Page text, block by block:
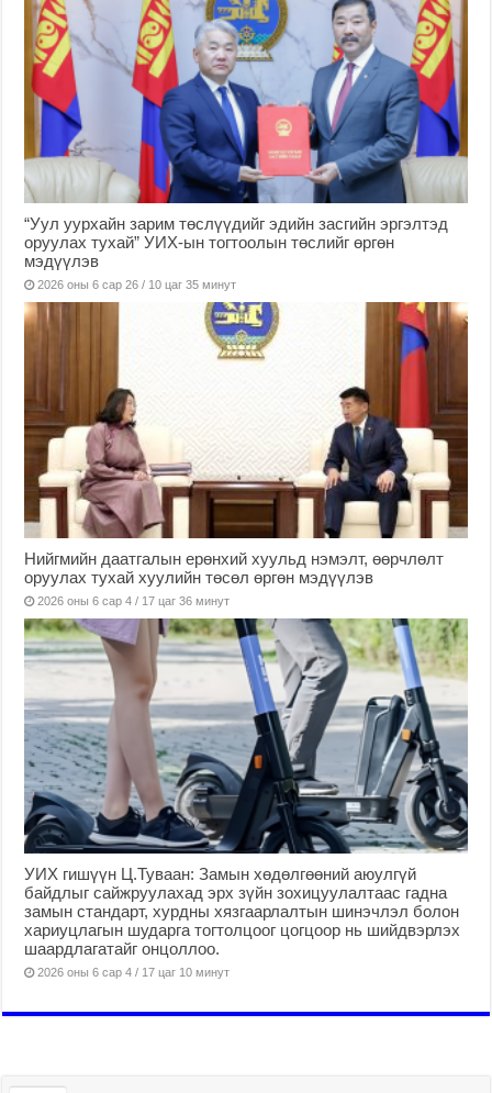
“Уул уурхайн зарим төслүүдийг эдийн засгийн эргэлтэд
оруулах тухай” УИХ-ын тогтоолын төслийг өргөн
мэдүүлэв
2026 оны 6 сар 26 / 10 цаг 35 минут
Нийгмийн даатгалын ерөнхий хуульд нэмэлт, өөрчлөлт
оруулах тухай хуулийн төсөл өргөн мэдүүлэв
2026 оны 6 сар 4 / 17 цаг 36 минут
УИХ гишүүн Ц.Туваан: Замын хөдөлгөөний аюулгүй
байдлыг сайжруулахад эрх зүйн зохицуулалтаас гадна
замын стандарт, хурдны хязгаарлалтын шинэчлэл болон
хариуцлагын шударга тогтолцоог цогцоор нь шийдвэрлэх
шаардлагатайг онцоллоо.
2026 оны 6 сар 4 / 17 цаг 10 минут